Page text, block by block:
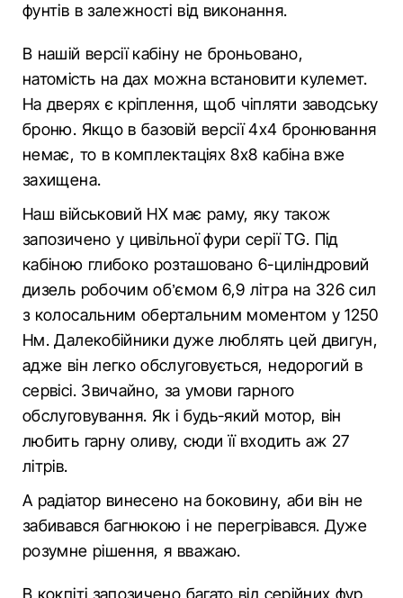
фунтів в залежності від виконання.
В нашій версії кабіну не броньовано,
натомість на дах можна встановити кулемет.
На дверях є кріплення, щоб чіпляти заводську
броню. Якщо в базовій версії 4х4 бронювання
немає, то в комплектаціях 8х8 кабіна вже
захищена.
Наш військовий HX має раму, яку також
запозичено у цивільної фури серії TG. Під
кабіною глибоко розташовано 6-циліндровий
дизель робочим об’ємом 6,9 літра на 326 сил
з колосальним обертальним моментом у 1250
Нм. Далекобійники дуже люблять цей двигун,
адже він легко обслуговується, недорогий в
сервісі. Звичайно, за умови гарного
обслуговування. Як і будь-який мотор, він
любить гарну оливу, сюди її входить аж 27
літрів.
А радіатор винесено на боковину, аби він не
забивався багнюкою і не перегрівався. Дуже
розумне рішення, я вважаю.
В кокпіті запозичено багато від серійних фур